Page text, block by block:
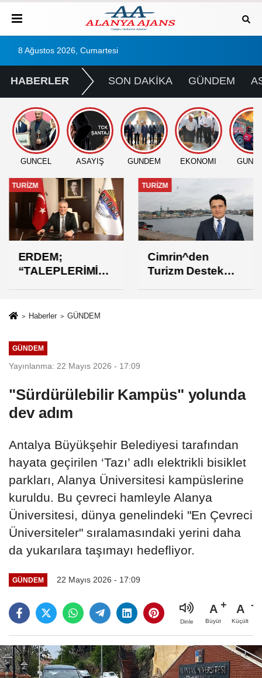
8 Ağustos 2026, Cumartesi
HABERLER SON DAKİKA GÜNDEM
GÜNCEL ASAYİŞ GÜNDEM EKONOMİ
TURİZM
ERDEM;
“TALEPLERİMİZİ
MEMNUNUZ”
TURİZM
Cimrin^den
Turizm Destek
Haberler GÜNDEM
GÜNDEM
Yayınlanma: 22 Mayıs 2026 - 17:09
"Sürdürülebilir Kampüs" yolunda
dev adım
Antalya Büyükşehir Belediyesi tarafından
hayata geçirilen ‘Tazı’ adlı elektrikli bisiklet
parkları, Alanya Üniversitesi kampüslerine
kuruldu. Bu çevreci hamleyle Alanya
Üniversitesi, dünya genelindeki "En Çevreci
Üniversiteler" sıralamasındaki yerini daha
da yukarılara taşımayı hedefliyor.
GÜNDEM 22 Mayıs 2026 - 17:09
Dinle
A
Büyüt
A
Küçült